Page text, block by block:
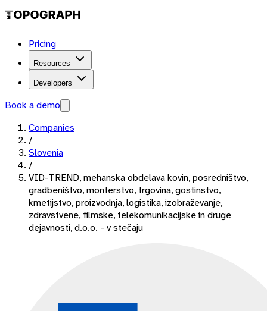
Pricing
Resources
Developers
Book a demo
Companies
/
Slovenia
/
VID-TREND, mehanska obdelava kovin, posredništvo,
gradbeništvo, monterstvo, trgovina, gostinstvo,
kmetijstvo, proizvodnja, logistika, izobraževanje,
zdravstvene, filmske, telekomunikacijske in druge
dejavnosti, d.o.o. - v stečaju